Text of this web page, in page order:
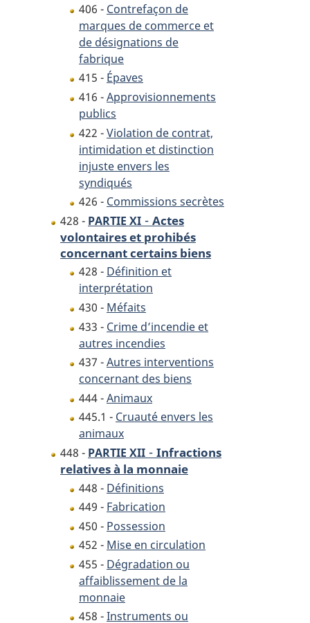
406 - Contrefaçon de
marques de commerce et
de désignations de
fabrique
415 - Épaves
416 -Approvisionnements
publics
422 -Violation de contrat,
intimidation et distinction
injuste envers les
syndiqués
426 - Commissions secrètes
428 - PARTIE XI - Actes
volontaires et prohibés
concernant certains biens
428 - Définition et
interprétation
430 - Méfaits
433 - Crime d’incendie et
autres incendies
437 -Autres interventions
concernant des biens
444 -Animaux
445.1 - Cruauté envers les
animaux
448 - PARTIE XII - Infractions
relatives à la monnaie
448 - Définitions
449 - Fabrication
450 - Possession
452 - Mise en circulation
455 - Dégradation ou
affaiblissement de la
monnaie
458 -Instruments ou